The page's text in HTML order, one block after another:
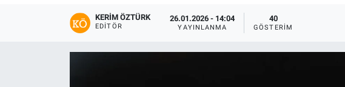
KERIM ÖZTÜRK
EDITÖR
26.01.2026 - 14:04
YAYINLANMA
40
GÖSTERIM
Son Dakika Haberleri